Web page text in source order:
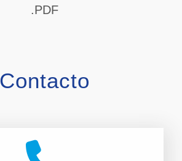
.PDF
Contacto